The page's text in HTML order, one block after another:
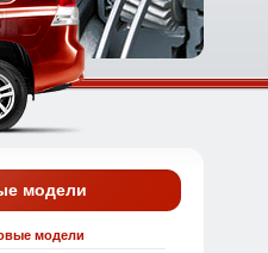
модели
модели